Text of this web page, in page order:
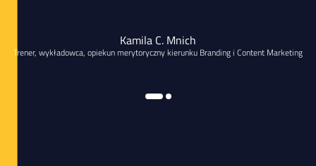
Kamila C. Mnich
Trener, wykładowca, opiekun merytoryczny kierunku Branding i Content Marketing